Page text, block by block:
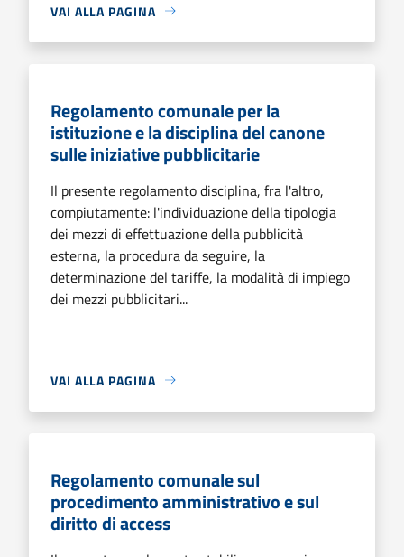
VAI ALLA PAGINA
Regolamento comunale per la
istituzione e la disciplina del canone
sulle iniziative pubblicitarie
Il presente regolamento disciplina, fra l'altro,
compiutamente: l'individuazione della tipologia
dei mezzi di effettuazione della pubblicità
esterna, la procedura da seguire, la
determinazione del tariffe, la modalità di impiego
dei mezzi pubblicitari...
VAI ALLA PAGINA
Regolamento comunale sul
procedimento amministrativo e sul
diritto di access